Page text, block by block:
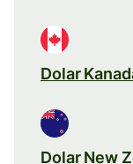
Dolar
Dolar New